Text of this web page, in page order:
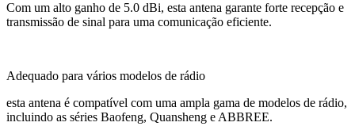
Com um alto ganho de 5.0 dBi, esta antena garante forte recepção e
transmissão de sinal para uma comunicação eficiente.
Adequado para vários modelos de rádio
esta antena é compatível com uma ampla gama de modelos de rádio,
incluindo as séries Baofeng, Quansheng e ABBREE.